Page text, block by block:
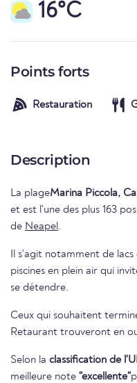
16°C
Points forts
Restauration
Description
La plageMarina Piccola,
et est l'une des plus 163
de Neapel .
Il s'agit notamment de
piscines en plein air qui
se détendre.
Ceux qui souhaitent
Retaurant trouveront en
Selon la classification de
meilleure note "excellente"